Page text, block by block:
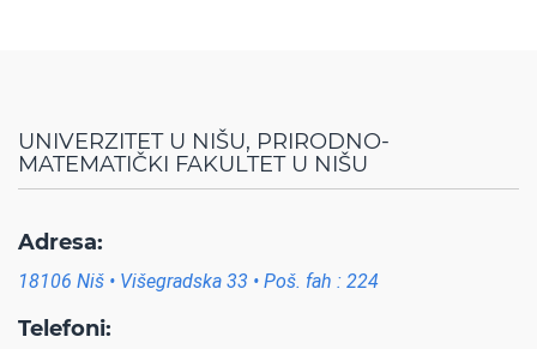
UNIVERZITET U NIŠU, PRIRODNO-
MATEMATIČKI FAKULTET U NIŠU
Adresa:
18106 Niš • Višegradska 33 • Poš. fah : 224
Telefoni: